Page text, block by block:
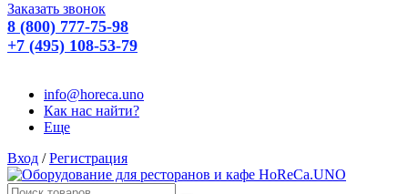
Заказать звонок
8 (800) 777-75-98
+7 (495) 108-53-79
info@horeca.uno
Как нас найти?
Еще
Вход / Регистрация